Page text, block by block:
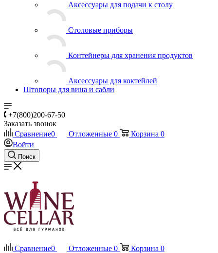
Аксессуары для подачи к столу
Столовые приборы
Контейнеры для хранения продуктов
Аксессуары для коктейлей
Штопоры для вина и сабли
+7(800)200-67-50
Заказать звонок
Сравнение0 Отложенные 0 Корзина 0
Войти
Поиск
Сравнение0 Отложенные 0 Корзина 0